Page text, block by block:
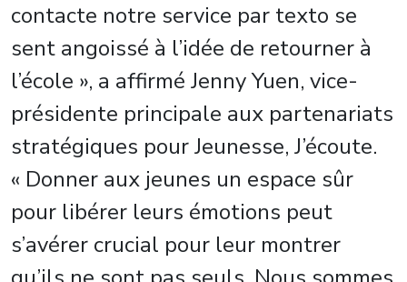
contacte notre service par texto se
sent angoissé à l’idée de retourner à
l’école », a affirmé Jenny Yuen, vice-
présidente principale aux partenariats
stratégiques pour Jeunesse, J’écoute.
« Donner aux jeunes un espace sûr
pour libérer leurs émotions peut
s’avérer crucial pour leur montrer